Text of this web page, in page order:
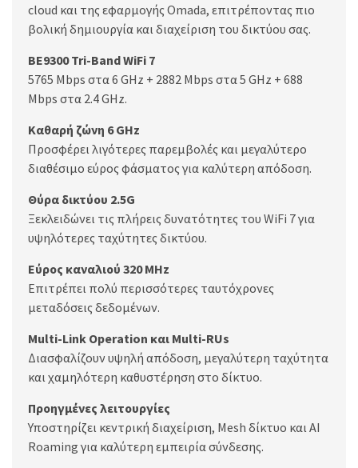
cloud και της εφαρμογής Omada, επιτρέποντας πιο
βολική δημιουργία και διαχείριση του δικτύου σας.
BE9300 Tri-Band WiFi 7
5765 Mbps στα 6 GHz + 2882 Mbps στα 5 GHz + 688
Mbps στα 2.4 GHz.
Καθαρή ζώνη 6 GHz
Προσφέρει λιγότερες παρεμβολές και μεγαλύτερο
διαθέσιμο εύρος φάσματος για καλύτερη απόδοση.
Θύρα δικτύου 2.5G
Ξεκλειδώνει τις πλήρεις δυνατότητες του WiFi 7 για
υψηλότερες ταχύτητες δικτύου.
Εύρος καναλιού 320 MHz
Επιτρέπει πολύ περισσότερες ταυτόχρονες
μεταδόσεις δεδομένων.
Multi-Link Operation και Multi-RUs
Διασφαλίζουν υψηλή απόδοση, μεγαλύτερη ταχύτητα
και χαμηλότερη καθυστέρηση στο δίκτυο.
Προηγμένες λειτουργίες
Υποστηρίζει κεντρική διαχείριση, Mesh δίκτυο και AI
Roaming για καλύτερη εμπειρία σύνδεσης.